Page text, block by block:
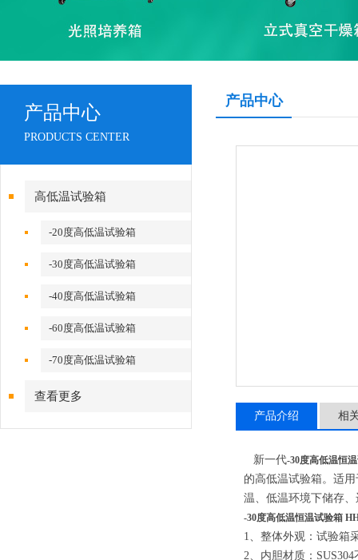
产品中心
PRODUCTS CENTER
高低温试验箱
-20度高低温试验箱
-30度高低温试验箱
-40度高低温试验箱
-60度高低温试验箱
-70度高低温试验箱
查看更多
产品中心
产品介绍 相
新一代-30度高低温恒
的高低温试验箱。适
温、低温环境下储存
-30度高低温恒温试验箱
1、 整体外观：试验箱
2、 内胆材质：